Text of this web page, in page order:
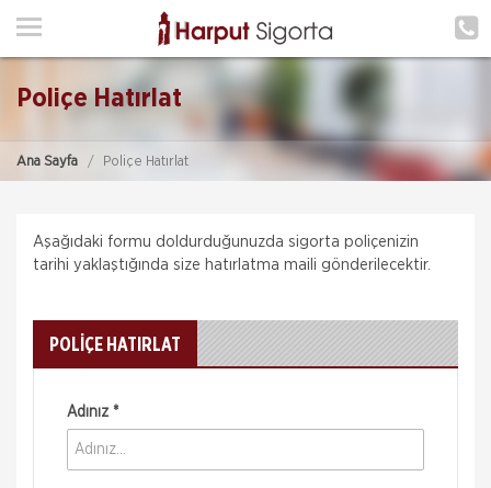
ANA SAYFA
POLIÇE HATIRLAT
ŞUBELERIMIZ
MÜŞTERI GIRIŞI
Poliçe Hatırlat
Ana Sayfa Poliçe Hatırlat
Aşağıdaki formu doldurduğunuzda sigorta poliçenizin
tarihi yaklaştığında size hatırlatma maili gönderilecektir.
POLİÇE HATIRLAT
Adınız *